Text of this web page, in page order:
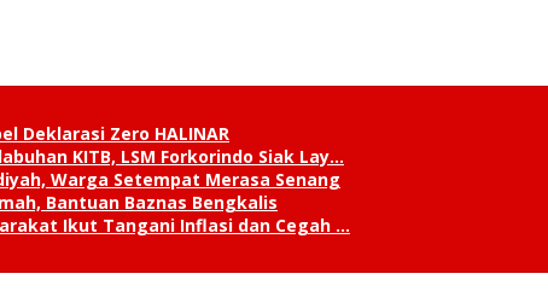
Deklarasi Zero HALINAR
KITB, LSM Forkorindo Siak Lay…
Warga Setempat Merasa Senang
Bantuan Baznas Bengkalis
Ikut Tangani Inflasi dan Cegah …